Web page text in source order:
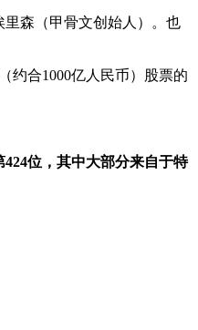
森（甲骨文创始人）。也
约合1000亿人民币）股票的
位，其中大部分来自于特